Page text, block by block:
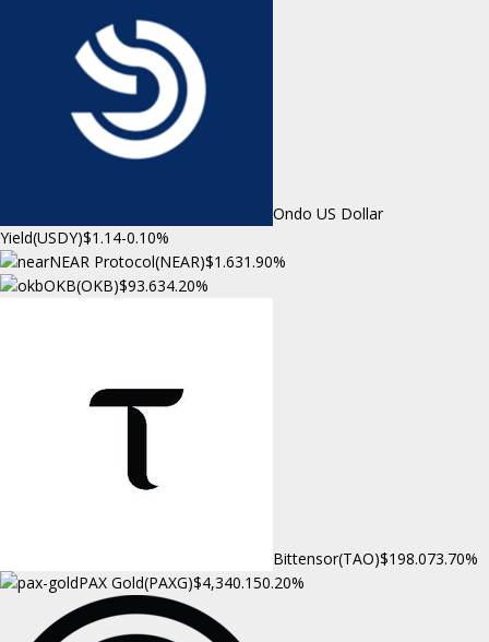
Ondo US Dollar
Yield(USDY)$1.14-0.10%
NEAR Protocol(NEAR)$1.631.90%
OKB(OKB)$93.634.20%
Bittensor(TAO)$198.073.70%
PAX Gold(PAXG)$4,340.150.20%